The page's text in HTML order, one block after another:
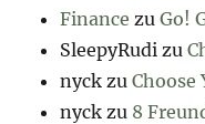
Finance zuGo!
SleepyRudi zu
nyck zuChoose
nyck zu 8